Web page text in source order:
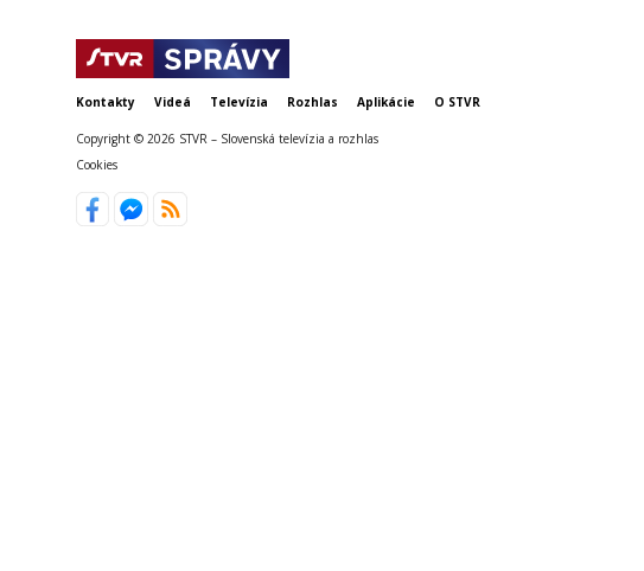
Kontakty Videá Televízia Rozhlas Aplikácie O STVR
Copyright © 2026 STVR – Slovenská televízia a rozhlas
Cookies